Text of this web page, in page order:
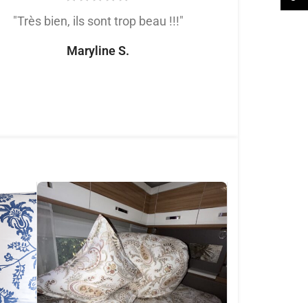
"Très bien, ils sont trop beau !!!"
Maryline S.